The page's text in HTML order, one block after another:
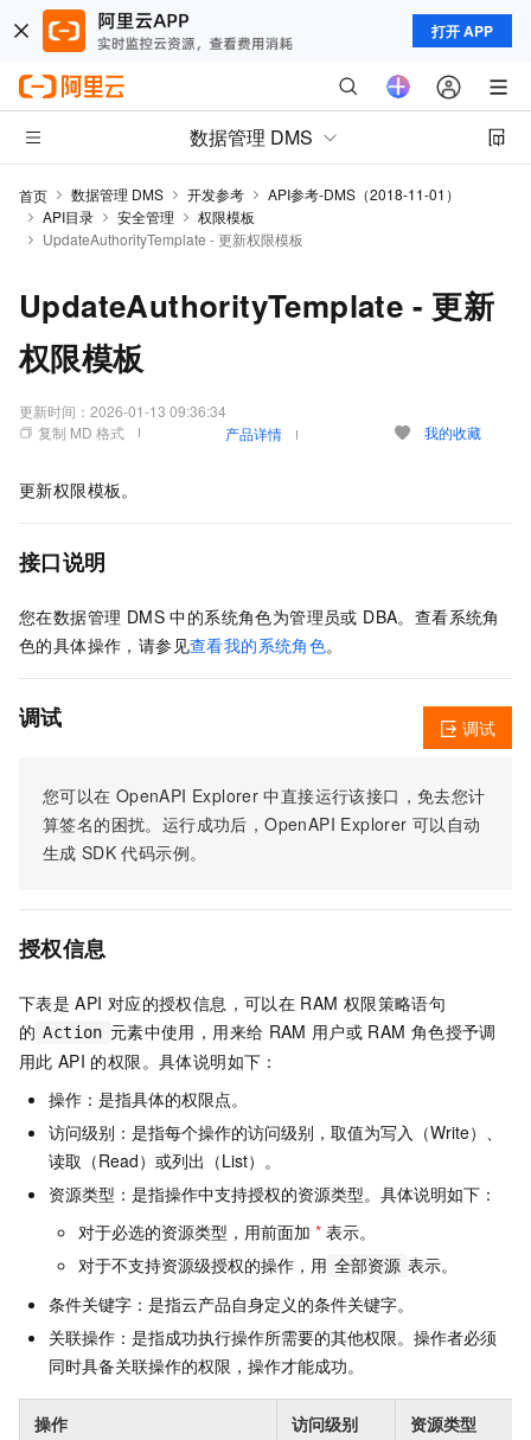
打开 APP
数据管理 DMS
首页 数据管理 DMS 开发参考
API参考-DMS（2018-11-01）
API目录
安全管理
权限模板
UpdateAuthorityTemplate - 更新权限模板
UpdateAuthorityTemplate - 更新
权限模板
更新时间： 2026-01-13 09:36:34
复制 MD 格式
产品详情 我的收藏
更新权限模板。
接口说明
您在数据管理 DMS 中的系统角色为管理员或 DBA。查看系统角
色的具体操作，请参见查看我的系统角色。
调试
您可以在 OpenAPI Explorer 中直接运行该接口，免去您计
算签名的困扰。运行成功后，OpenAPI Explorer 可以自动
生成 SDK 代码示例。
调试
授权信息
下表是 API 对应的授权信息，可以在 RAM 权限策略语句
的 Action 元素中使用，用来给 RAM 用户或 RAM 角色授予调
用此 API 的权限。具体说明如下：
操作：是指具体的权限点。
访问级别：是指每个操作的访问级别，取值为写入（Write）、
读取（Read）或列出（List）。
资源类型：是指操作中支持授权的资源类型。具体说明如下：
对于必选的资源类型，用前面加 * 表示。
对于不支持资源级授权的操作，用 全部资源 表示。
条件关键字：是指云产品自身定义的条件关键字。
关联操作：是指成功执行操作所需要的其他权限。操作者必须
同时具备关联操作的权限，操作才能成功。
操作 访问级别 资源类型